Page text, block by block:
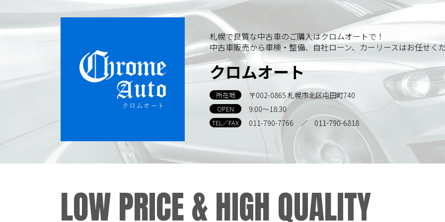
札幌で良質な中古車のご購入はクロムオートで！
中古車販売から車検・整備、自社ローン、カーリースはお任せく
クロムオート
所在地 〒002-0865 札幌市北区屯田町740
OPEN 9:00～18:30
TEL／FAX 011-790-7766 ／ 011-790-6818
LOW PRICE &HIGH QUALITY